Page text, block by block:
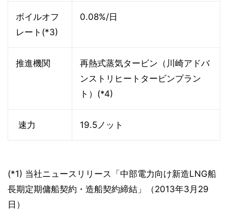
ボイルオフ
レート(*3)
0.08%/日
推進機関
再熱式蒸気タービン（川崎アドバ
ンストリヒートタービンプラン
ト）(*4)
速力 19.5ノット
(*1) 当社ニュースリリース「中部電力向け新造LNG船
長期定期傭船契約・造船契約締結」（2013年3月29
日）